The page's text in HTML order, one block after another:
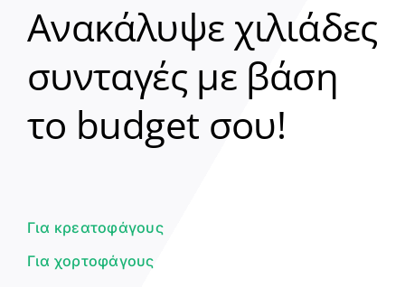
Ανακάλυψε χιλιάδες
συνταγές με βάση
το budget σου!
Για κρεατοφάγους
Για χορτοφάγους